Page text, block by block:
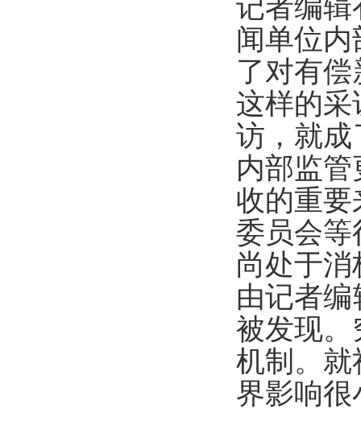
记者编辑
闻单位
了对有
这样的采
访，就成
内部监
收的重
委员会等
尚处于
由记者
被发现。
机制。就
界影响很